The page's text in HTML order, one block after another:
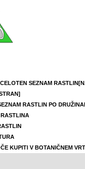
SEZNAM RASTLIN
RASTLIN PO
KUPITI V BOTANIČNEM